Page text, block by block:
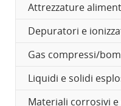
Attrezzature
Depuratori e
Gas compressi/
Liquidi e solidi
Materiali corrosivi